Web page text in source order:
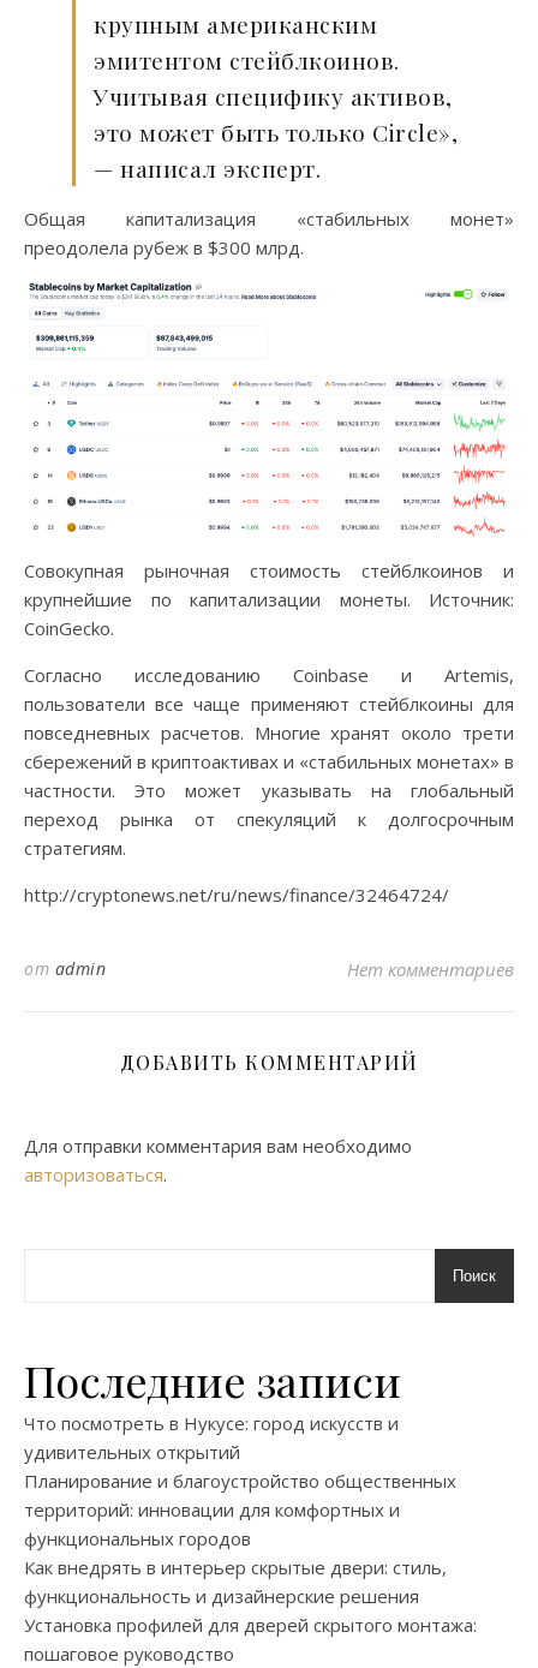
крупным американским
эмитентом стейблкоинов.
Учитывая специфику активов,
это может быть только Circle»,
— написал эксперт.
Общая капитализация «стабильных монет»
преодолела рубеж в $300 млрд.
Совокупная рыночная стоимость стейблкоинов и
крупнейшие по капитализации монеты. Источник:
CoinGecko.
Согласно исследованию Coinbase и Artemis,
пользователи все чаще применяют стейблкоины для
повседневных расчетов. Многие хранят около трети
сбережений в криптоактивах и «стабильных монетах» в
частности. Это может указывать на глобальный
переход рынка от спекуляций к долгосрочным
стратегиям.
http://cryptonews.net/ru/news/finance/32464724/
от admin Нет комментариев
ДОБАВИТЬ КОММЕНТАРИЙ
Для отправки комментария вам необходимо
авторизоваться.
Поиск
Последние записи
Что посмотреть в Нукусе: город искусств и
удивительных открытий
Планирование и благоустройство общественных
территорий: инновации для комфортных и
функциональных городов
Как внедрять в интерьер скрытые двери: стиль,
функциональность и дизайнерские решения
Установка профилей для дверей скрытого монтажа:
пошаговое руководство